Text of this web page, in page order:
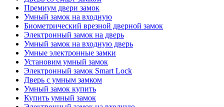
Премиум двери замок
Умный замок на входную
Биометрический врезной дверной замок
Электронный замок на дверь
Умный замок на входную дверь
Умные электронные замки
Установим умный замок
Электронный замок Smart Lock
Дверь с умным замком
Умный замок купить
Купить умный замок